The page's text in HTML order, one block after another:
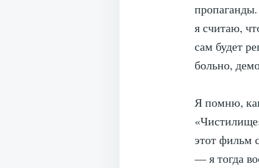
я считаю,
сам будет
больно,
Я помню,
этот фильм
— я тогда